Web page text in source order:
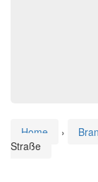
Home ›
Straße